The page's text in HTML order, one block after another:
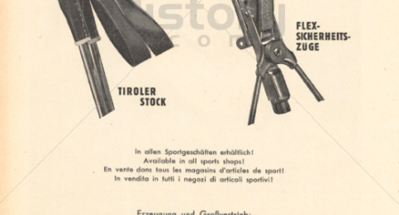
HEAD HEAD AG, 6921 Kennelbach 1960